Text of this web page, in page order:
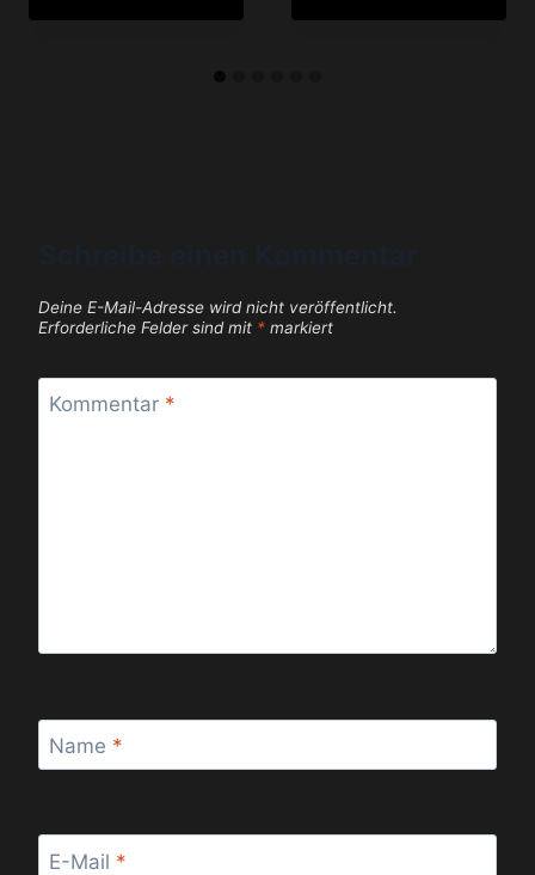
Deine E-Mail-Adresse wird nicht veröffentlicht.
Erforderliche Felder sind mit * markiert
Kommentar *
Name *
E-Mail *